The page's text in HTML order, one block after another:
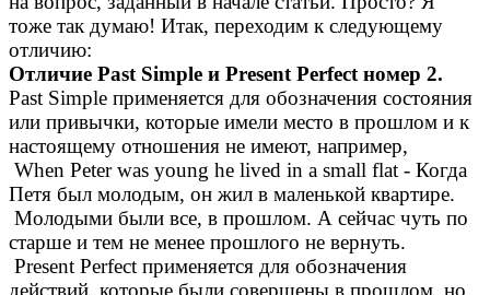
тоже так думаю! Итак, переходим к следующему
отличию:
Отличие Past Simple и Present Perfect номер 2.
Past Simple применяется для обозначения состояния
или привычки, которые имели место в прошлом и к
настоящему отношения не имеют, например,
When Peter was young he lived in a small flat - Когда
Петя был молодым, он жил в маленькой квартире.
Молодыми были все, в прошлом. А сейчас чуть по
старше и тем не менее прошлого не вернуть.
Present Perfect применяется для обозначения
действий, которые были совершены в прошлом, но